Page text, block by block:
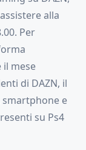
alla
Per
il mese
di DAZN, il
smartphone e
su Ps4